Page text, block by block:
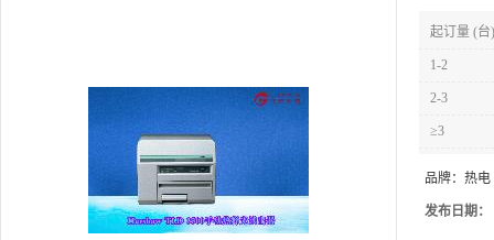
起订量 (台)
1-2
2-3
≥3
品牌： 热电
发布日期：